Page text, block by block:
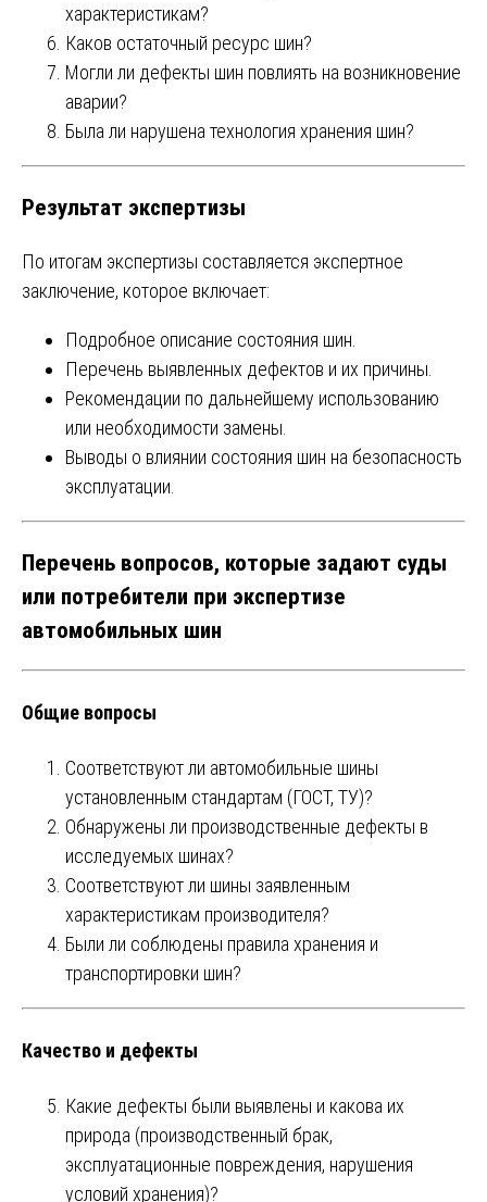
характеристикам?
Каков остаточный ресурс шин?
Могли ли дефекты шин повлиять на возникновение
аварии?
Была ли нарушена технология хранения шин?
Результат экспертизы
По итогам экспертизы составляется экспертное
заключение, которое включает:
Подробное описание состояния шин.
Перечень выявленных дефектов и их причины.
Рекомендации по дальнейшему использованию
или необходимости замены.
Выводы о влиянии состояния шин на безопасность
эксплуатации.
Перечень вопросов, которые задают суды
или потребители при экспертизе
автомобильных шин
Общие вопросы
Соответствуют ли автомобильные шины
установленным стандартам (ГОСТ, ТУ)?
Обнаружены ли производственные дефекты в
исследуемых шинах?
Соответствуют ли шины заявленным
характеристикам производителя?
Были ли соблюдены правила хранения и
транспортировки шин?
Качество и дефекты
Какие дефекты были выявлены и какова их
природа (производственный брак,
эксплуатационные повреждения, нарушения
условий хранения)?